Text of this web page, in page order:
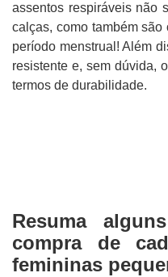
assentos respiráveis ​​não
calças, como também
período menstrual! Além
resistente e, sem dúvida,
termos de durabilidade.
Resuma
compra de
femininas